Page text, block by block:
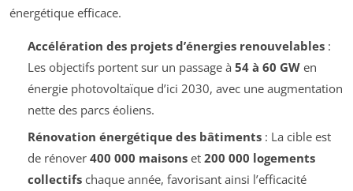
énergétique efficace.
Accélération des projets d’énergies renouvelables:
Les objectifs portent sur un passage à 54 à 60 GWen
énergie photovoltaïque d’ici 2030, avec une augmentation
nette des parcs éoliens.
Rénovation énergétique des bâtiments: La cible est
de rénover 400 000 maisonset 200 000 logements
collectifschaque année, favorisant ainsi l’efficacité